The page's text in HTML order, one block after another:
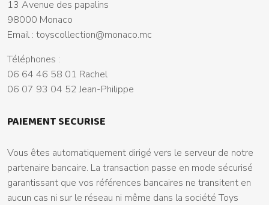
13 Avenue des papalins
98000 Monaco
Email : toyscollection@monaco.mc
Téléphones :
06 64 46 58 01 Rachel
06 07 93 04 52 Jean-Philippe
PAIEMENT SECURISE
Vous êtes automatiquement dirigé vers le serveur de notre
partenaire bancaire. La transaction passe en mode sécurisé
garantissant que vos références bancaires ne transitent en
aucun cas ni sur le réseau ni même dans la société Toys